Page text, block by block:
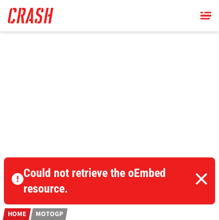
main
content
Could not retrieve the oEmbed
resource.
HOME MOTOGP